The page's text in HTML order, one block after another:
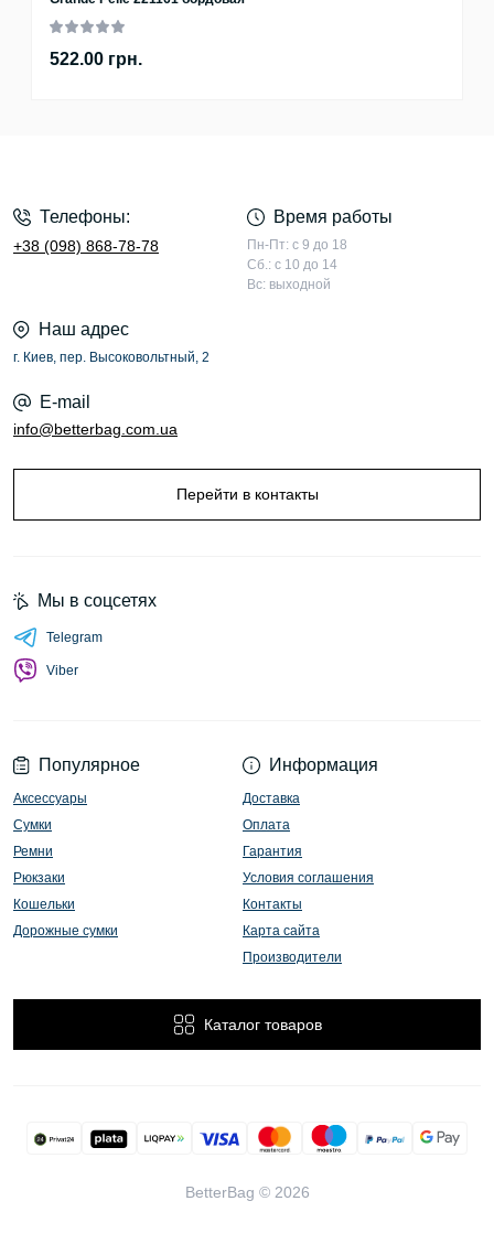
522.00 грн.
Телефоны:
+38 (098) 868-78-78
Время работы
Пн-Пт: с 9 до 18
Сб.: с 10 до 14
Вс: выходной
Наш адрес
г. Киев, пер. Высоковольтный, 2
E-mail
info@betterbag.com.ua
Перейти в контакты
Популярное
Аксессуары
Сумки
Ремни
Рюкзаки
Кошельки
Дорожные сумки
Информация
Доставка
Оплата
Гарантия
Условия соглашения
Контакты
Карта сайта
Производители
Каталог товаров
Мы в соцсетях
Telegram
Viber
BetterBag © 2026